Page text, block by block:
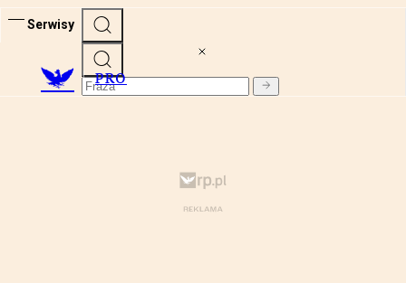
Serwisy
PRO